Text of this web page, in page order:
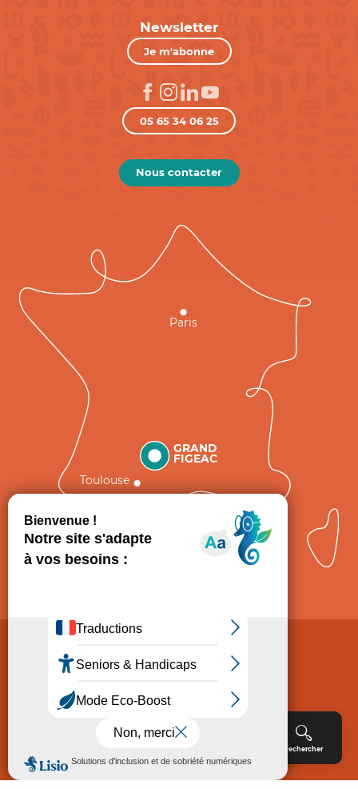
Rechercher
Newsletter
Je m'abonne
05 65 34 06 25
Nous contacter
GRAND
FIGEAC
Toulouse
Paris
Politique de Protection des données
Consentement
Accessibilité : non conforme